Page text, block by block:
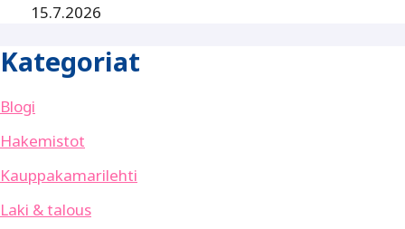
15.7.2026
Kategoriat
Blogi
Hakemistot
Kauppakamarilehti
Laki & talous